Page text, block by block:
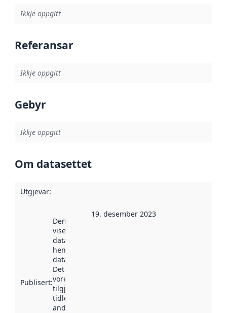
Ikkje oppgitt
Referansar
Ikkje oppgitt
Gebyr
Ikkje oppgitt
Om datasettet
Utgjevar:
Publisert:
Denne datoen
viser når
datasettet vart
henta inn av
data.norge.no.
Det kan ha
vore
tilgjengeleg
tidlegare
andre stader.
19. desember 2023